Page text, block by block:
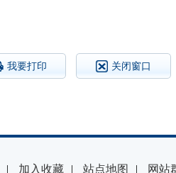
我要打印 关闭窗口
| 加入收藏 | 站点地图 | 网站